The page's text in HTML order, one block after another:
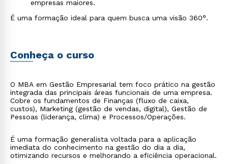
empresas maiores.
É uma formação ideal para quem busca uma visão 360°.
Conheça o curso
O MBA em Gestão Empresarial tem foco prático na gestão
integrada das principais áreas funcionais de uma empresa.
Cobre os fundamentos de Finanças (fluxo de caixa,
custos), Marketing (gestão de vendas, digital), Gestão de
Pessoas (liderança, clima) e Processos/Operações.
É uma formação generalista voltada para a aplicação
imediata do conhecimento na gestão do dia a dia,
otimizando recursos e melhorando a eficiência operacional.